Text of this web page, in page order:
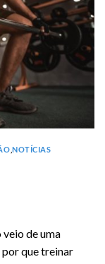
,NOTÍCIAS
de uma
por que treinar